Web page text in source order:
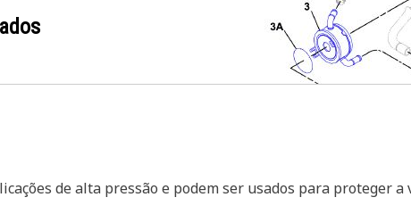
de alta pressão e podem ser usados para proteger